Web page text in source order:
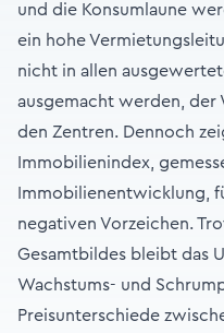
und die Konsumlaune
ein hohe
nicht in allen
ausgemacht werden, der
den Zentren. Dennoch
Immobilienindex,
Immobilienentwicklung,
negativen Vorzeichen.
Gesamtbildes bleibt das
Wachstums- und
Preisunterschiede